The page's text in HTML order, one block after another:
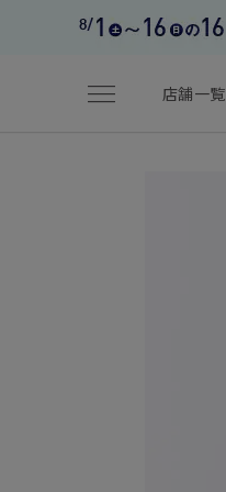
menu 店舗一覧